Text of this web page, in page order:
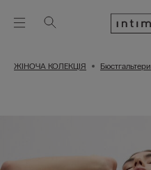
ЖІНОЧА КОЛЕКЦІЯ Бюстгальтери